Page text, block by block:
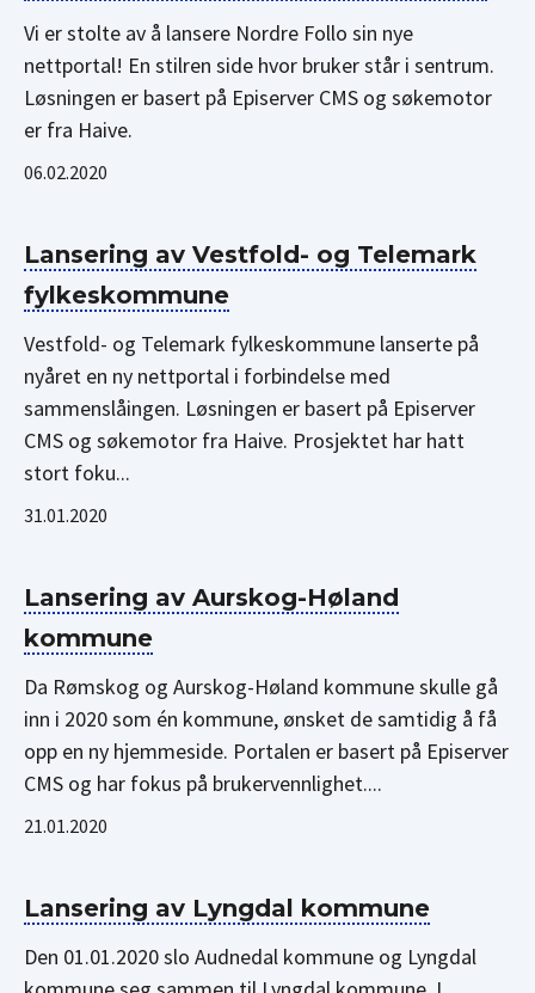
Vi er stolte av å lansere Nordre Follo sin nye
nettportal! En stilren side hvor bruker står i sentrum.
Løsningen er basert på Episerver CMS og søkemotor
er fra Haive.
06.02.2020
Lansering av Vestfold- og Telemark
fylkeskommune
Vestfold- og Telemark fylkeskommune lanserte på
nyåret en ny nettportal i forbindelse med
sammenslåingen. Løsningen er basert på Episerver
CMS og søkemotor fra Haive. Prosjektet har hatt
stort foku...
31.01.2020
Lansering av Aurskog-Høland
kommune
Da Rømskog og Aurskog-Høland kommune skulle gå
inn i 2020 som én kommune, ønsket de samtidig å få
opp en ny hjemmeside. Portalen er basert på Episerver
CMS og har fokus på brukervennlighet....
21.01.2020
Lansering av Lyngdal kommune
Den 01.01.2020 slo Audnedal kommune og Lyngdal